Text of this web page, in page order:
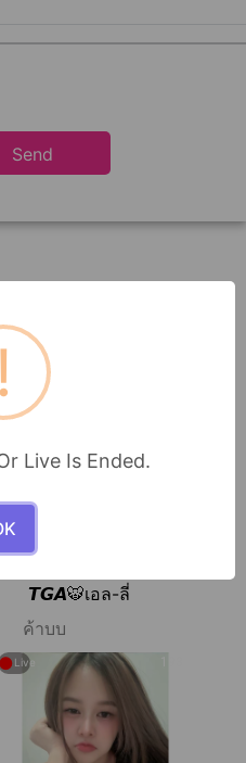
!
Live Is Ended.
Send
●
𝙏𝙂𝘼🐯เอล-ลี่
ค้าบบ
Live